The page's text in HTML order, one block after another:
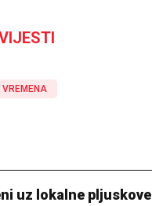
uz lokalne pljuskove